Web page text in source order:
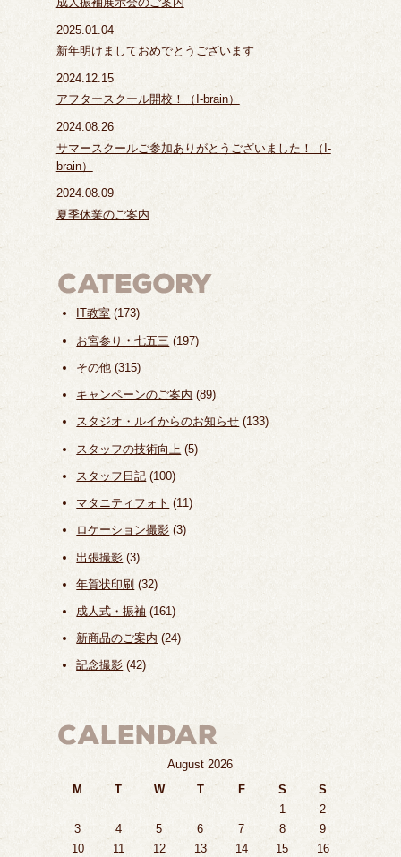
2025.01.04
新年明けましておめでとうございます
2024.12.15
アフタースクール開校！（I-brain）
2024.08.26
サマースクールご参加ありがとうございました！（I-
brain）
2024.08.09
夏季休業のご案内
IT教室 (173)
お宮参り・七五三 (197)
その他 (315)
キャンペーンのご案内 (89)
スタジオ・ルイからのお知らせ (133)
スタッフの技術向上 (5)
スタッフ日記 (100)
マタニティフォト (11)
ロケーション撮影 (3)
出張撮影 (3)
年賀状印刷 (32)
成人式・振袖 (161)
新商品のご案内 (24)
記念撮影 (42)
August 2026
M
T W T F S
S
1
2
3
4 5 6 7 8
9
10
11 12 13 14 15
16